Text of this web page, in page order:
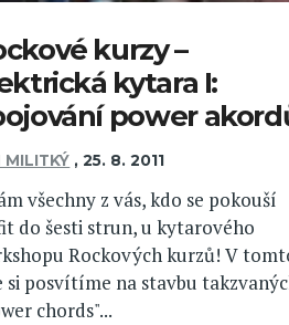
kurzy –
kytara I:
power
MILITKÝ ,25. 8. 2011
všechny z vás, kdo se pokouší
do šesti strun, u kytarového
Rockových kurzů! V
si posvítíme na stavbu
chords"...